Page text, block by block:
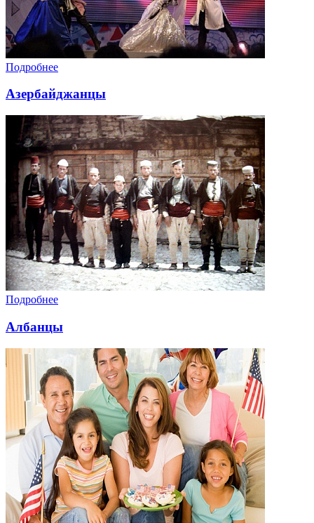
Подробнее
Азербайджанцы
Подробнее
Албанцы